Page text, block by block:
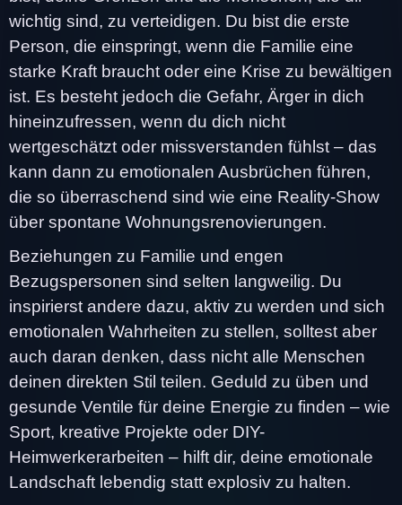
wichtig sind, zu verteidigen. Du bist die erste
Person, die einspringt, wenn die Familie eine
starke Kraft braucht oder eine Krise zu bewältigen
ist. Es besteht jedoch die Gefahr, Ärger in dich
hineinzufressen, wenn du dich nicht
wertgeschätzt oder missverstanden fühlst – das
kann dann zu emotionalen Ausbrüchen führen,
die so überraschend sind wie eine Reality-Show
über spontane Wohnungsrenovierungen.
Beziehungen zu Familie und engen
Bezugspersonen sind selten langweilig. Du
inspirierst andere dazu, aktiv zu werden und sich
emotionalen Wahrheiten zu stellen, solltest aber
auch daran denken, dass nicht alle Menschen
deinen direkten Stil teilen. Geduld zu üben und
gesunde Ventile für deine Energie zu finden – wie
Sport, kreative Projekte oder DIY-
Heimwerkerarbeiten – hilft dir, deine emotionale
Landschaft lebendig statt explosiv zu halten.